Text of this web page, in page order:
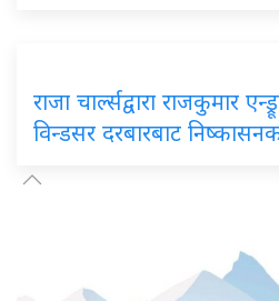
राजा चार्ल्सद्वारा राजकुमार
विन्डसर दरबारबाट